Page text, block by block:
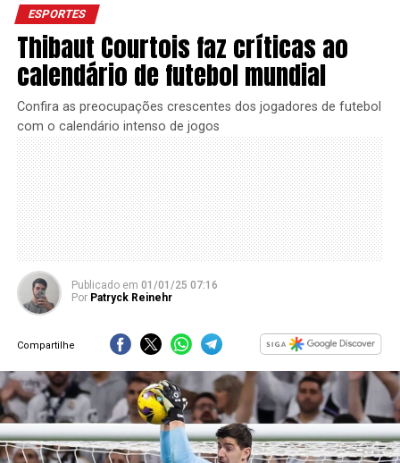
ESPORTES
Thibaut Courtois faz críticas ao
calendário de futebol mundial
Confira as preocupações crescentes dos jogadores de futebol
com o calendário intenso de jogos
Publicado em 01/01/25 07:16
Por Patryck Reinehr
Compartilhe